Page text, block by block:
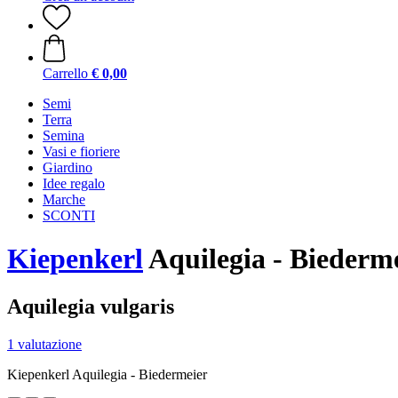
Carrello € 0,00
Semi
Terra
Semina
Vasi e fioriere
Giardino
Idee regalo
Marche
SCONTI
KiepenkerlAquilegia -
Aquilegia vulgaris
1 valutazione
Kiepenkerl Aquilegia - Biedermeier